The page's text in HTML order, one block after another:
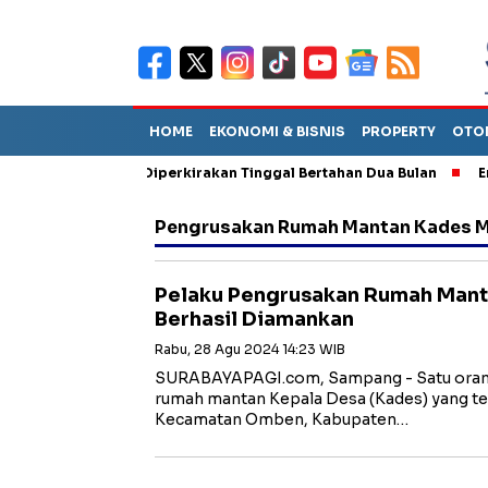
HOME EKONOMI & BISNIS PROPERTY
Sebut TPA Diperkirakan Tinggal Bertahan Dua Bulan
Pengrusakan Rumah Mantan Kades
Pelaku Pengrusakan Rumah
Berhasil Diamankan
Rabu, 28 Agu 2024 14:23 WIB
SURABAYAPAGI.com, Sampang - Satu
rumah mantan Kepala Desa (Kades) yang
Kecamatan Omben, Kabupaten…